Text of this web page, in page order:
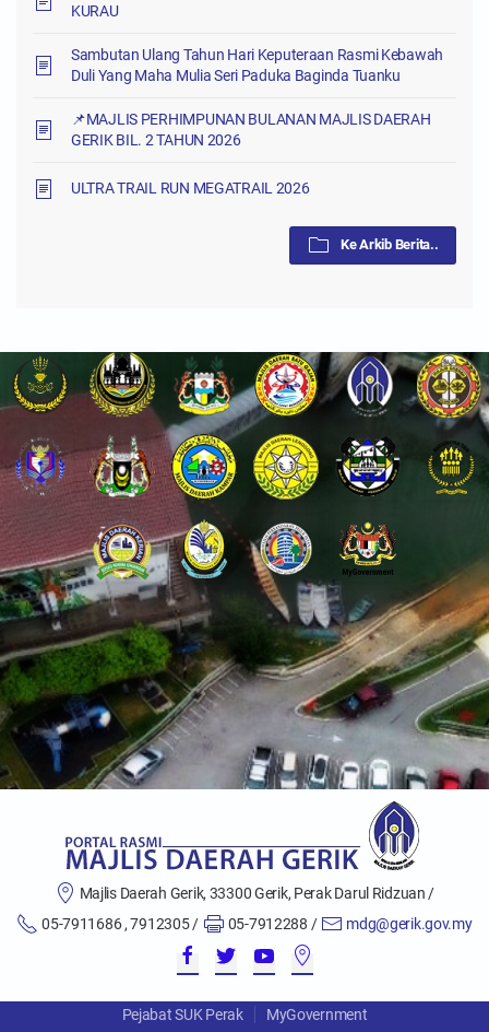
KURAU
Sambutan Ulang Tahun Hari Keputeraan Rasmi Kebawah
Duli Yang Maha Mulia Seri Paduka Baginda Tuanku
📌MAJLIS PERHIMPUNAN BULANAN MAJLIS DAERAH
GERIK BIL. 2 TAHUN 2026
ULTRA TRAIL RUN MEGATRAIL 2026
Ke Arkib Berita..
Majlis Daerah Gerik, 33300 Gerik, Perak Darul Ridzuan /
05-7911686 , 7912305 /
05-7912288 / mdg@gerik.gov.my
Pejabat SUK Perak MyGovernment